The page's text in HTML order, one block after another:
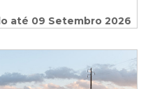
até 09 Setembro 2026